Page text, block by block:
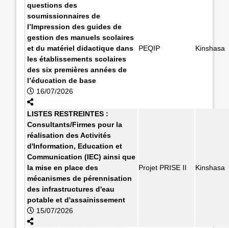
questions des
soumissionnaires de
l’Impression des guides de
gestion des manuels scolaires
et du matériel didactique dans
les établissements scolaires
des six premières années de
l’éducation de base
16/07/2026
PEQIP Kinshasa
LISTES RESTREINTES :
Consultants/Firmes pour la
réalisation des Activités
d'Information, Education et
Communication (IEC) ainsi que
la mise en place des
mécanismes de pérennisation
des infrastructures d'eau
potable et d'assainissement
15/07/2026
Projet PRISE II Kinshasa